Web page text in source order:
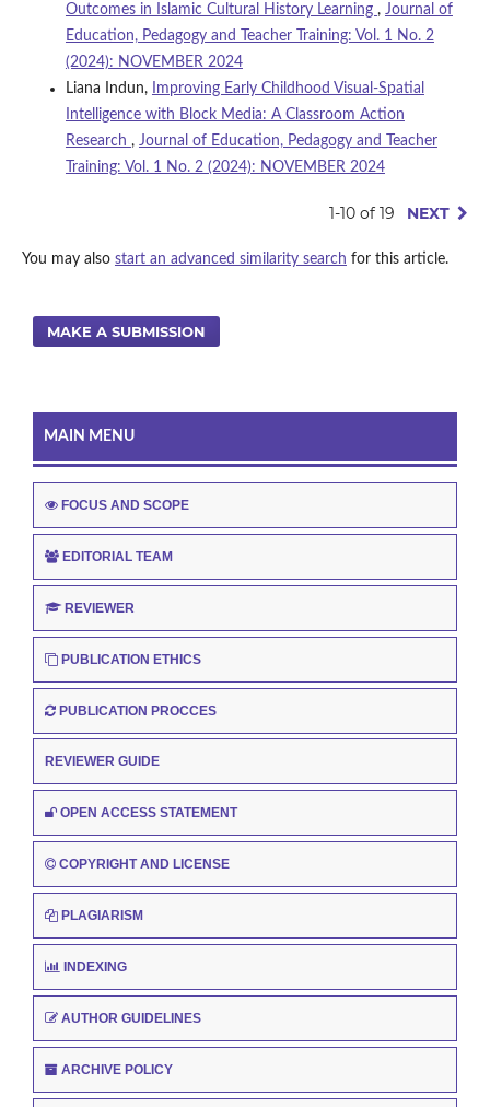
Outcomes in Islamic Cultural History Learning , Journal of
Education, Pedagogy and Teacher Training: Vol. 1 No. 2
(2024): NOVEMBER 2024
Liana Indun,
Improving Early Childhood Visual-Spatial
Intelligence with Block Media: A Classroom Action
Research , Journal of Education, Pedagogy and Teacher
Training: Vol. 1 No. 2 (2024): NOVEMBER 2024
1-10 of 19 NEXT
You may also start an advanced similarity search for this article.
MAKE A SUBMISSION
MAIN MENU
FOCUS AND SCOPE
EDITORIAL TEAM
REVIEWER
PUBLICATION ETHICS
PUBLICATION PROCCES
REVIEWER GUIDE
OPEN ACCESS STATEMENT
COPYRIGHT AND LICENSE
PLAGIARISM
INDEXING
AUTHOR GUIDELINES
ARCHIVE POLICY